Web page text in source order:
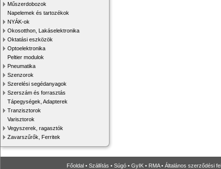
Műszerdobozok
Napelemek és tartozékok
NYÁK-ok
Okosotthon, Lakáselektronika
Oktatási eszközök
Optoelektronika
Peltier modulok
Pneumatika
Szenzorok
Szerelési segédanyagok
Szerszám és forrasztás
Tápegységek, Adapterek
Tranzisztorok
Varisztorok
Vegyszerek, ragasztók
Zavarszűrők, Ferritek
Főoldal • Szállítás • Súgó • GyIK • RMA• Általános szerződési